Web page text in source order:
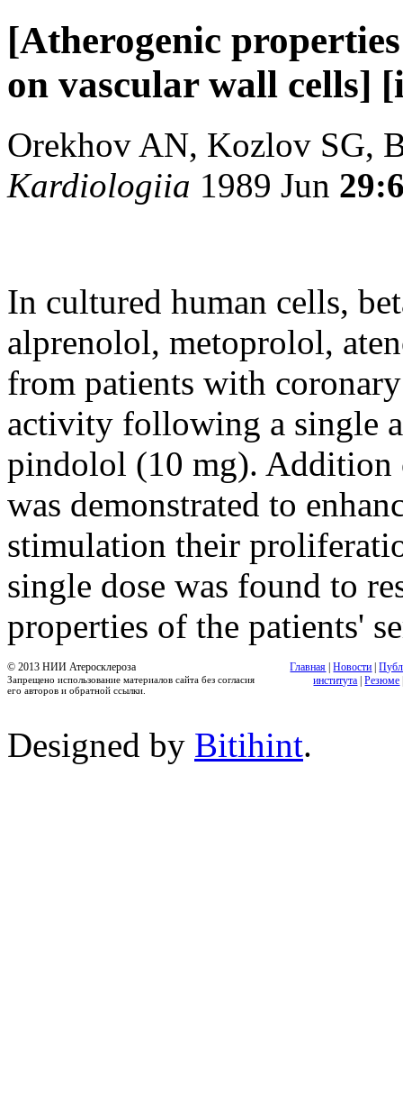
[Atherogenic
on vascular wall cells]
Orekhov AN, Kozlov SG,
Kardiologiia 1989 Jun
In cultured human cells,
alprenolol, metoprolol,
from patients with
activity following a single
pindolol (10 mg). Addition
was demonstrated to
stimulation their
single dose was found to
properties of the patients'
© 2013 НИИ Атеросклероза
Запрещено использование материалов сайта без согласия
его авторов и обратной ссылки.
Главная |Новости |
института |Резюме
Designed by Bitihint.